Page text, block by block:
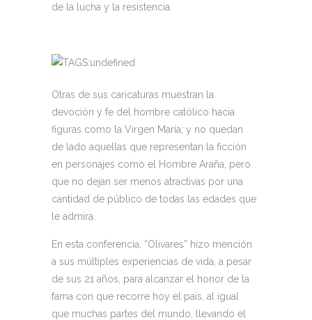
de la lucha y la resistencia.
Otras de sus caricaturas muestran la
devoción y fe del hombre católico hacia
figuras como la Virgen María; y no quedan
de lado aquellas que representan la ficción
en personajes como el Hombre Araña, pero
que no dejan ser menos atractivas por una
cantidad de público de todas las edades que
le admira.
En esta conferencia, “Olivares” hizo mención
a sus múltiples experiencias de vida, a pesar
de sus 21 años, para alcanzar el honor de la
fama con que recorre hoy el país, al igual
que muchas partes del mundo, llevando el